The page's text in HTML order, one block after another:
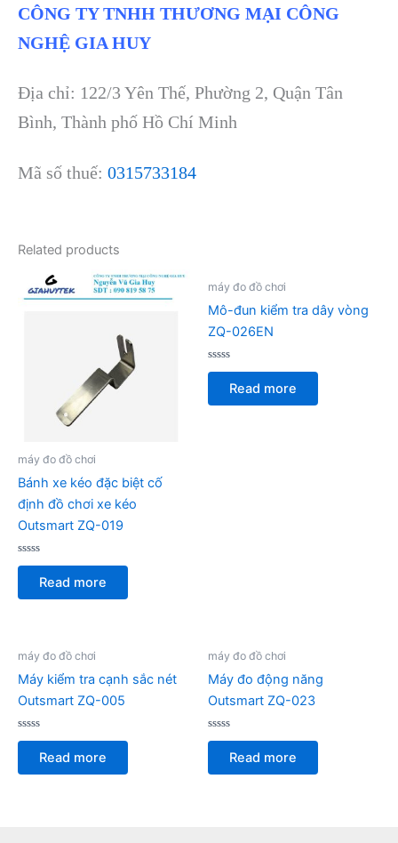
CÔNG TY TNHH THƯƠNG MẠI CÔNG
NGHỆ GIA HUY
Địa chỉ: 122/3 Yên Thế, Phường 2, Quận Tân
Bình, Thành phố Hồ Chí Minh
Mã số thuế: 0315733184
Related products
máy đo đồ chơi
Bánh xe kéo đặc biệt cố
định đồ chơi xe kéo
Outsmart ZQ-019
Rated
of
Read more
máy đo đồ chơi
Mô-đun kiểm tra dây vòng
ZQ-026EN
Rated
of
Read more
máy đo đồ chơi
Máy kiểm tra cạnh sắc nét
Outsmart ZQ-005
Rated
of
Read more
máy đo đồ chơi
Máy đo động năng
Outsmart ZQ-023
Rated
of
Read more